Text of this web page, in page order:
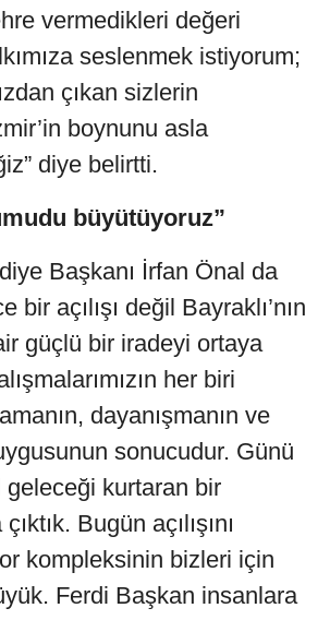
vermedikleri değeri
seslenmek istiyorum;
çıkan sizlerin
boynunu asla
diye belirtti.
büyütüyoruz”
Başkanı İrfan Önal da
bir açılışı değil Bayraklı’nın
güçlü bir iradeyi ortaya
her biri
dayanışmanın ve
sonucudur. Günü
geleceği kurtaran bir
Bugün açılışını
kompleksinin bizleri için
Ferdi Başkan insanlara